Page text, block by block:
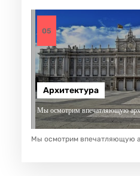
05
Архитектура
Мы осмотрим впечатляющую
Мы осмотрим впечатляющую